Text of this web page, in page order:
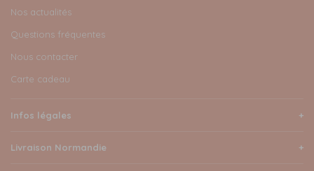
Nos actualités
Questions fréquentes
Nous contacter
Carte cadeau
Infos légales
Livraison Normandie